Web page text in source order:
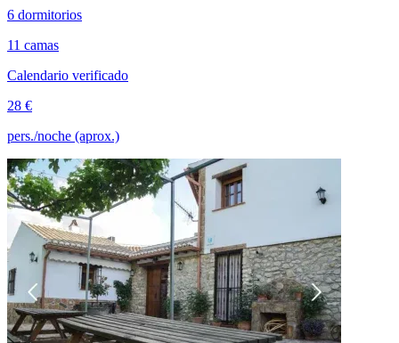
6 dormitorios
11 camas
Calendario verificado
28 €
pers./noche (aprox.)